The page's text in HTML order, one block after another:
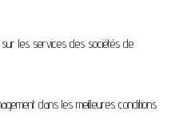
sur les services des sociétés de
dans les meilleures conditions